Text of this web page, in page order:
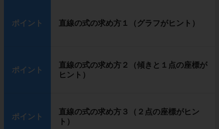
ポイント 直線の式の求め方１（グラフがヒント）
ポイント
直線の式の求め方２（傾きと１点の座標が
ヒント）
ポイント
直線の式の求め方３（２点の座標がヒン
ト）